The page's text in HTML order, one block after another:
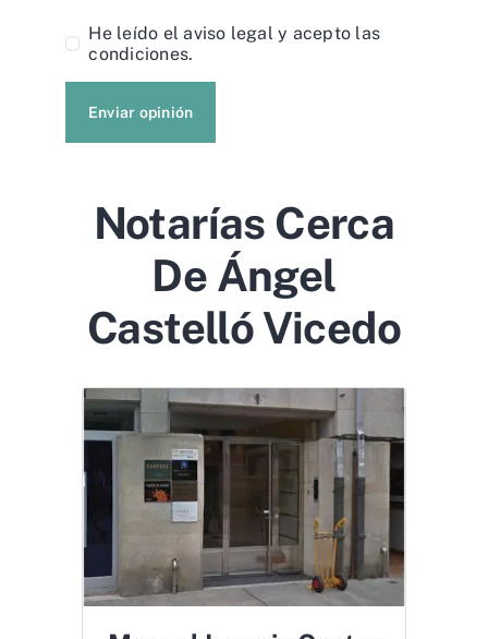
He leído elaviso legal y acepto las
condiciones.
Enviar opinión
Notarías Cerca
De Ángel
Castelló Vicedo